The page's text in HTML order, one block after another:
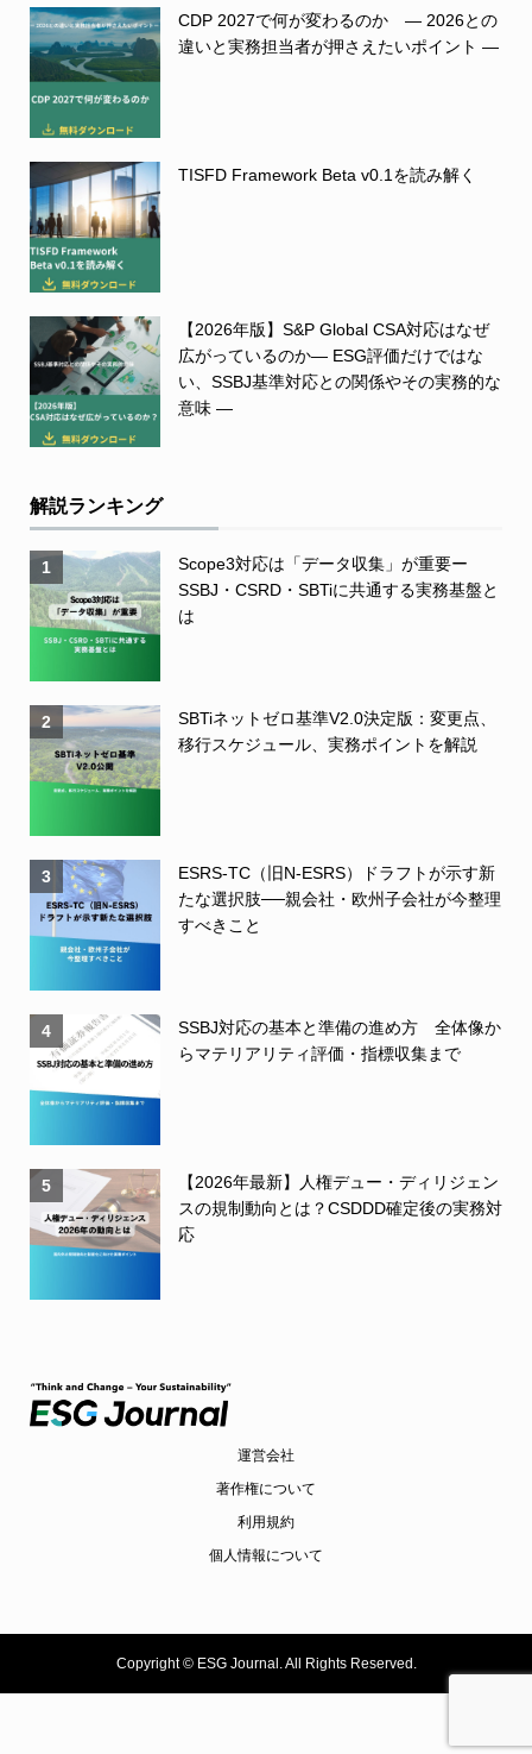
CDP 2027で何が変わるのか ― 2026との
違いと実務担当者が押さえたいポイント ―
TISFD Framework Beta v0.1を読み解く
【2026年版】S&P Global CSA対応はなぜ
広がっているのか― ESG評価だけではな
い、SSBJ基準対応との関係やその実務的な
意味 ―
解説ランキング
1
Scope3対応は「データ収集」が重要ー
SSBJ・CSRD・SBTiに共通する実務基盤と
は
2
SBTiネットゼロ基準V2.0決定版：変更点、
移行スケジュール、実務ポイントを解説
3
ESRS-TC（旧N-ESRS）ドラフトが示す新
たな選択肢──親会社・欧州子会社が今整理
すべきこと
4
SSBJ対応の基本と準備の進め方 全体像か
らマテリアリティ評価・指標収集まで
5
【2026年最新】人権デュー・ディリジェン
スの規制動向とは？CSDDD確定後の実務対
応
運営会社
著作権について
利用規約
個人情報について
Copyright ©ESG Journal. All Rights Reserved.